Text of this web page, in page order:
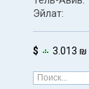
Эйлат:
$ 3.013 ₪